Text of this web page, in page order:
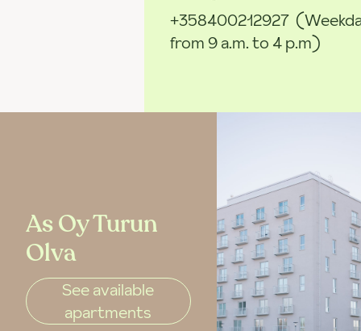
+358400212927
from 9 a.m. to 4 p.m)
As Oy Turun
Olva
See available
apartments